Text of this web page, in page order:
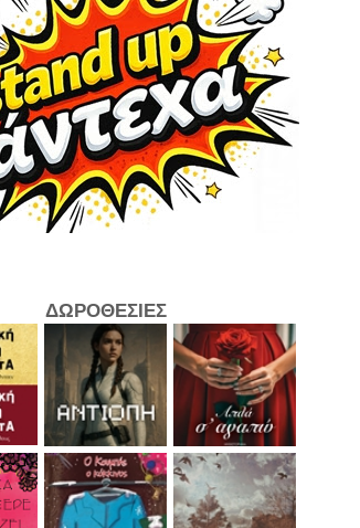
ΔΩΡΟΘΕΣΙΕΣ